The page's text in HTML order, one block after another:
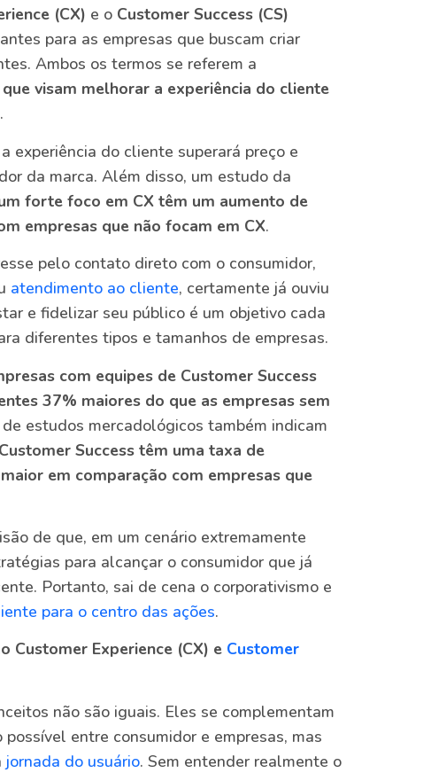
(CX) e o Customer Success (CS)
para as empresas que buscam criar
Ambos os termos se referem a
visam melhorar a experiência do cliente
.
experiência do cliente superará preço e
da marca. Além disso, um estudo da
forte foco em CX têm um aumento de
empresas que não focam em CX.
pelo contato direto com o consumidor,
atendimento ao cliente, certamente já ouviu
e fidelizar seu público é um objetivo cada
diferentes tipos e tamanhos de empresas.
com equipes de Customer Success
37% maiores do que as empresas sem
estudos mercadológicos também indicam
Success têm uma taxa de
em comparação com empresas que
de que, em um cenário extremamente
para alcançar o consumidor que já
Portanto, sai de cena o corporativismo e
para o centro das ações.
Customer Experience (CX) e Customer
não são iguais. Eles se complementam
entre consumidor e empresas, mas
jornada do usuário. Sem entender realmente o